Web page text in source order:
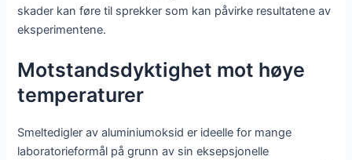
skader kan føre til sprekker som kan påvirke resultatene av
eksperimentene.
Motstandsdyktighet mot høye
temperaturer
Smeltedigler av aluminiumoksid er ideelle for mange
laboratorieformål på grunn av sin eksepsjonelle